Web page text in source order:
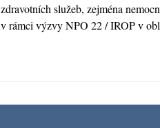
zdravotních služeb, zejména
v rámci výzvy NPO 22 / IROP v
Další webinář proběhne 19.3., regi